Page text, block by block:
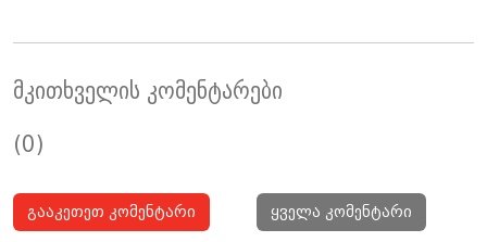
მკითხველის კომენტარები
(0)
გააკეთეთ კომენტარი ყველა კომენტარი